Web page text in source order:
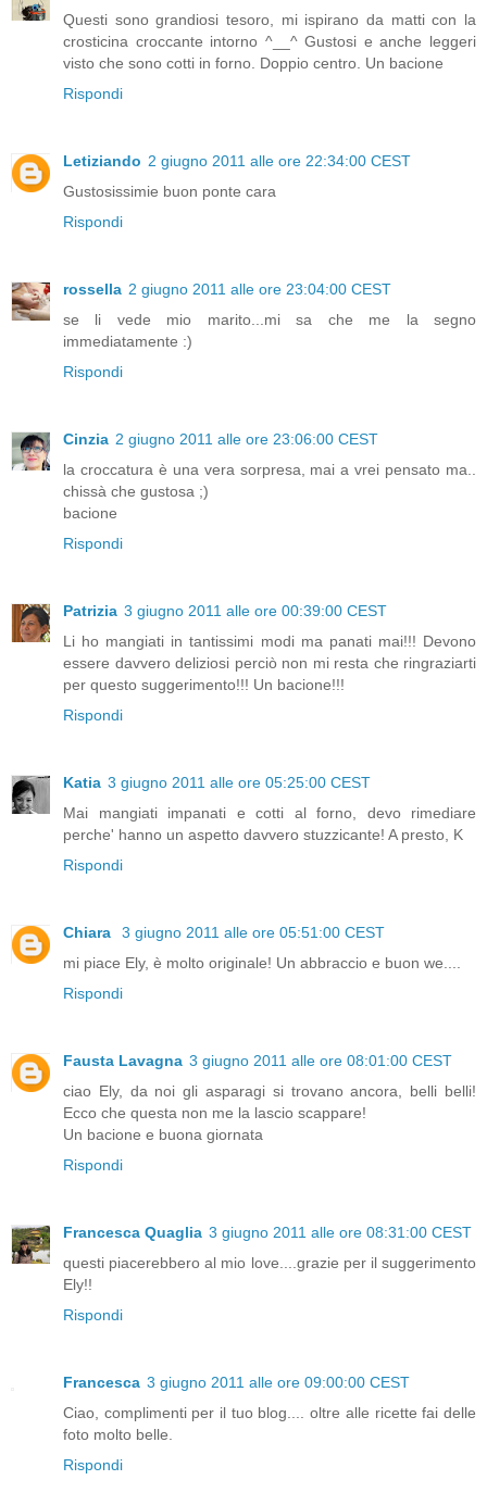
Questi sono grandiosi tesoro, mi ispirano da matti con la
crosticina croccante intorno ^__^ Gustosi e anche leggeri
visto che sono cotti in forno. Doppio centro. Un bacione
Rispondi
Letiziando 2 giugno 2011 alle ore 22:34:00 CEST
Gustosissimie buon ponte cara
Rispondi
rossella 2 giugno 2011 alle ore 23:04:00 CEST
se li vede mio marito...mi sa che me la segno
immediatamente :)
Rispondi
Cinzia 2 giugno 2011 alle ore 23:06:00 CEST
la croccatura è una vera sorpresa, mai a vrei pensato ma..
chissà che gustosa ;)
bacione
Rispondi
Patrizia 3 giugno 2011 alle ore 00:39:00 CEST
Li ho mangiati in tantissimi modi ma panati mai!!! Devono
essere davvero deliziosi perciò non mi resta che ringraziarti
per questo suggerimento!!! Un bacione!!!
Rispondi
Katia 3 giugno 2011 alle ore 05:25:00 CEST
Mai mangiati impanati e cotti al forno, devo rimediare
perche' hanno un aspetto davvero stuzzicante! A presto, K
Rispondi
Chiara
3 giugno 2011 alle ore 05:51:00 CEST
mi piace Ely, è molto originale! Un abbraccio e buon we....
Rispondi
Fausta Lavagna 3 giugno 2011 alle ore 08:01:00 CEST
ciao Ely, da noi gli asparagi si trovano ancora, belli belli!
Ecco che questa non me la lascio scappare!
Un bacione e buona giornata
Rispondi
Francesca Quaglia 3 giugno 2011 alle ore 08:31:00 CEST
questi piacerebbero al mio love....grazie per il suggerimento
Ely!!
Rispondi
Francesca 3 giugno 2011 alle ore 09:00:00 CEST
Ciao, complimenti per il tuo blog.... oltre alle ricette fai delle
foto molto belle.
Rispondi